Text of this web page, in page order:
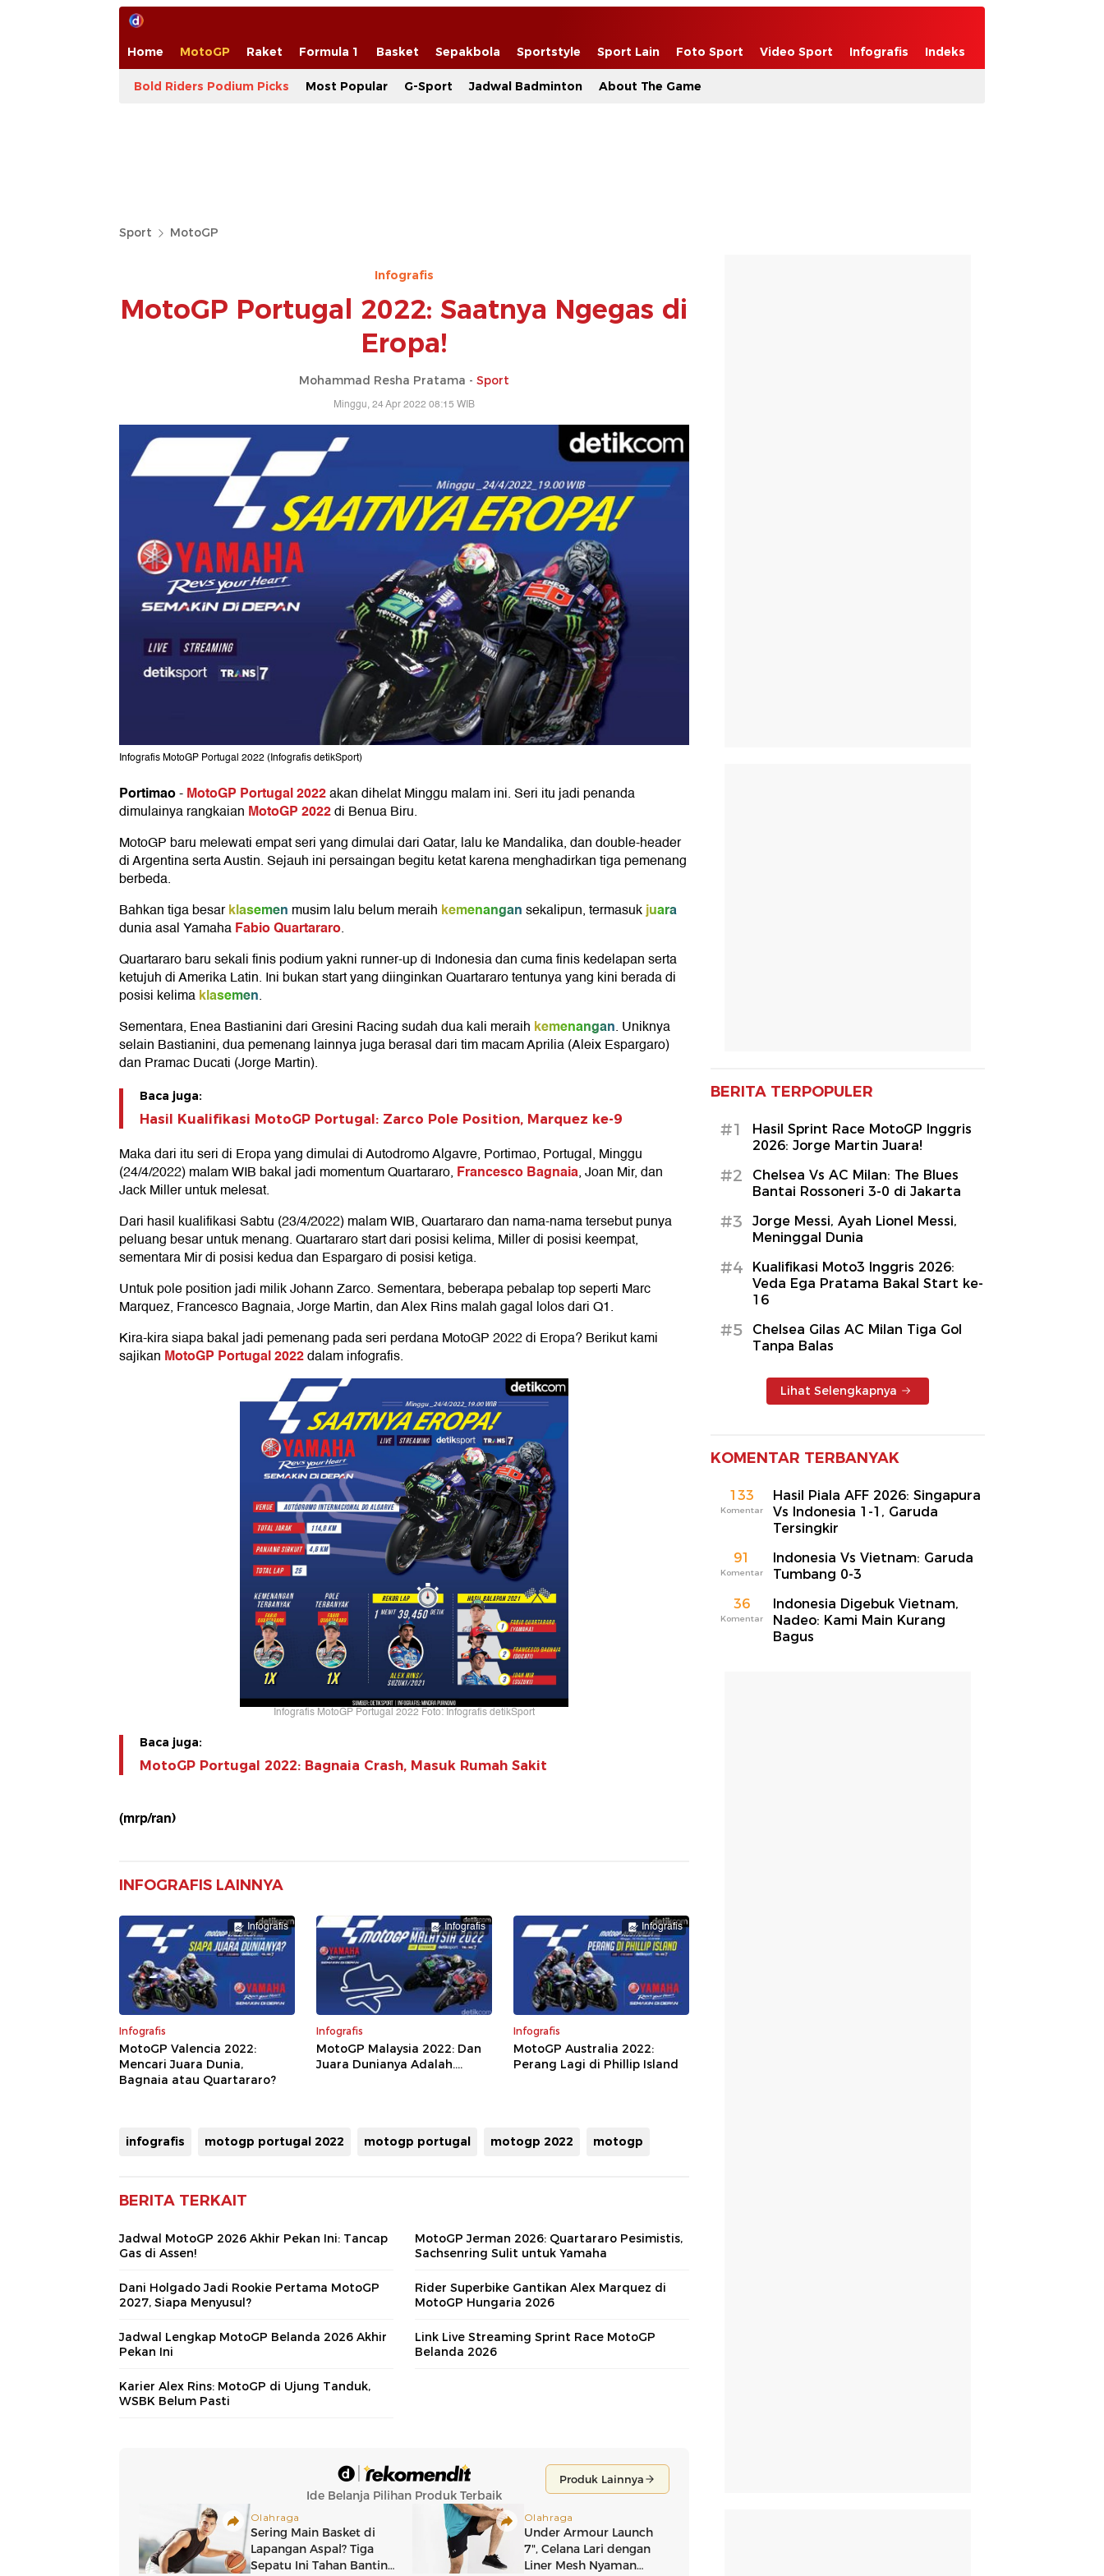
Home MotoGP Raket Formula 1 Basket Sepakbola Sportstyle Sport Lain Foto Sport Video Sport Infografis Indeks
Bold Riders Podium Picks Most Popular G-Sport Jadwal Badminton About The Game
Sport MotoGP
Infografis
MotoGP Portugal 2022: Saatnya Ngegas di
Eropa!
Mohammad Resha Pratama - Sport
Minggu, 24 Apr 2022 08:15 WIB
Infografis MotoGP Portugal 2022 (Infografis detikSport)
Portimao-MotoGP Portugal 2022akan dihelat Minggu malam ini. Seri itu jadi penanda
dimulainya rangkaian MotoGP 2022di Benua Biru.
MotoGP baru melewati empat seri yang dimulai dari Qatar, lalu ke Mandalika, dan double-header
di Argentina serta Austin. Sejauh ini persaingan begitu ketat karena menghadirkan tiga pemenang
berbeda.
Bahkan tiga besarklasemen musim lalu belum meraih kemenangansekalipun, termasukjuara
dunia asal YamahaFabio Quartararo.
Quartararo baru sekali finis podium yakni runner-up di Indonesia dan cuma finis kedelapan serta
ketujuh di Amerika Latin. Ini bukan start yang diinginkan Quartararo tentunya yang kini berada di
posisi kelimaklasemen.
Sementara, Enea Bastianini dari Gresini Racing sudah dua kali meraih kemenangan. Uniknya
selain Bastianini, dua pemenang lainnya juga berasal dari tim macam Aprilia (Aleix Espargaro)
dan Pramac Ducati (Jorge Martin).
Baca juga:
Hasil Kualifikasi MotoGP Portugal: Zarco Pole Position, Marquez ke-9
Maka dari itu seri di Eropa yang dimulai di Autodromo Algavre, Portimao, Portugal, Minggu
(24/4/2022) malam WIB bakal jadi momentum Quartararo, Francesco Bagnaia, Joan Mir, dan
Jack Miller untuk melesat.
Dari hasil kualifikasi Sabtu (23/4/2022) malam WIB, Quartararo dan nama-nama tersebut punya
peluang besar untuk menang. Quartararo start dari posisi kelima, Miller di posisi keempat,
sementara Mir di posisi kedua dan Espargaro di posisi ketiga.
Untuk pole position jadi milik Johann Zarco. Sementara, beberapa pebalap top seperti Marc
Marquez, Francesco Bagnaia, Jorge Martin, dan Alex Rins malah gagal lolos dari Q1.
Kira-kira siapa bakal jadi pemenang pada seri perdana MotoGP 2022 di Eropa? Berikut kami
sajikan MotoGP Portugal 2022dalam infografis.
Infografis MotoGP Portugal 2022 Foto: Infografis detikSport
Baca juga:
MotoGP Portugal 2022: Bagnaia Crash, Masuk Rumah Sakit
(mrp/ran)
INFOGRAFIS LAINNYA
Infografis
Infografis
MotoGP Valencia 2022:
Mencari Juara Dunia,
Bagnaia atau Quartararo?
Infografis
Infografis
MotoGP Malaysia 2022: Dan
Juara Dunianya Adalah....
Infografis
Infografis
MotoGP Australia 2022:
Perang Lagi di Phillip Island
infografis motogp portugal 2022 motogp portugal motogp 2022 motogp
BERITA TERKAIT
Jadwal MotoGP 2026 Akhir Pekan Ini: Tancap
Gas di Assen!
MotoGP Jerman 2026: Quartararo Pesimistis,
Sachsenring Sulit untuk Yamaha
Dani Holgado Jadi Rookie Pertama MotoGP
2027, Siapa Menyusul?
Rider Superbike Gantikan Alex Marquez di
MotoGP Hungaria 2026
Jadwal Lengkap MotoGP Belanda 2026 Akhir
Pekan Ini
Link Live Streaming Sprint Race MotoGP
Belanda 2026
Karier Alex Rins: MotoGP di Ujung Tanduk,
WSBK Belum Pasti
BERITA TERPOPULER
#1
Hasil Sprint Race MotoGP Inggris
2026: Jorge Martin Juara!
#2
Chelsea Vs AC Milan: The Blues
Bantai Rossoneri 3-0 di Jakarta
#3
Jorge Messi, Ayah Lionel Messi,
Meninggal Dunia
#4
Kualifikasi Moto3 Inggris 2026:
Veda Ega Pratama Bakal Start ke-
16
#5
Chelsea Gilas AC Milan Tiga Gol
Tanpa Balas
Lihat Selengkapnya
KOMENTAR TERBANYAK
133
Komentar
Hasil Piala AFF 2026: Singapura
Vs Indonesia 1-1, Garuda
Tersingkir
91
Komentar
Indonesia Vs Vietnam: Garuda
Tumbang 0-3
36
Komentar
Indonesia Digebuk Vietnam,
Nadeo: Kami Main Kurang
Bagus